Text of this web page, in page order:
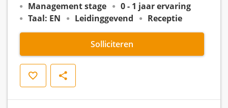
Management stage
0 - 1 jaar ervaring
Taal: EN
Leidinggevend Receptie
Solliciteren
Opslaan Delen